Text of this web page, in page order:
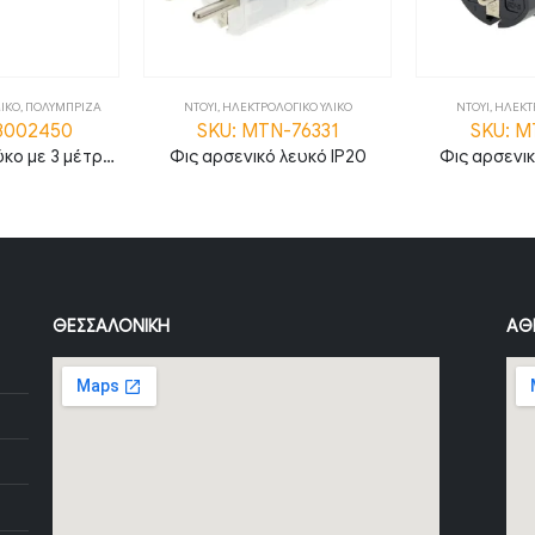
, ΠΟΛΥΜΠΡΙΖΑ
Πολύμπριζο σούκο με 3 μέτρα καλώδιο και διακόπτη, διατομή καλωδίου 3G1.5 και 5 εξόδους λευκό σώμα
ΝΤΟΥΙ, ΗΛΕΚΤΡΟΛΟΓΙΚΟ ΥΛΙΚΟ
SKU: MTN-76331
Φις αρσενικό λευκό IP20
ΝΤΟΥΙ,
SKU:
Φις
ΘΕΣΣΑΛΟΝΊΚΗ